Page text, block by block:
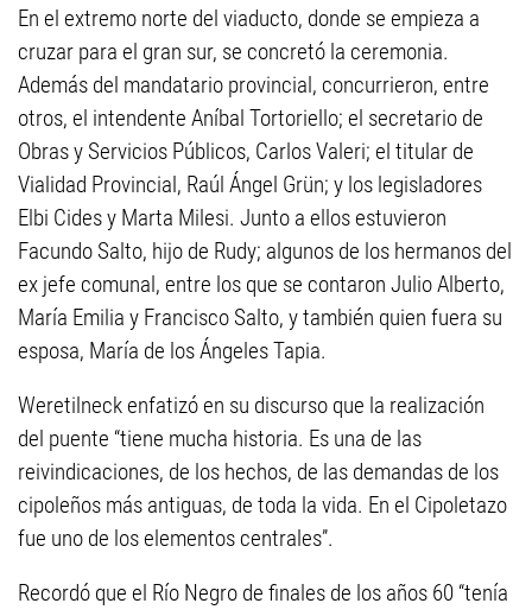
En el extremo norte del viaducto, donde se empieza a
cruzar para el gran sur, se concretó la ceremonia.
Además del mandatario provincial, concurrieron, entre
otros, el intendente Aníbal Tortoriello; el secretario de
Obras y Servicios Públicos, Carlos Valeri; el titular de
Vialidad Provincial, Raúl Ángel Grün; y los legisladores
Elbi Cides y Marta Milesi. Junto a ellos estuvieron
Facundo Salto, hijo de Rudy; algunos de los hermanos del
ex jefe comunal, entre los que se contaron Julio Alberto,
María Emilia y Francisco Salto, y también quien fuera su
esposa, María de los Ángeles Tapia.
Weretilneck enfatizó en su discurso que la realización
del puente “tiene mucha historia. Es una de las
reivindicaciones, de los hechos, de las demandas de los
cipoleños más antiguas, de toda la vida. En el Cipoletazo
fue uno de los elementos centrales”.
Recordó que el Río Negro de finales de los años 60 “tenía